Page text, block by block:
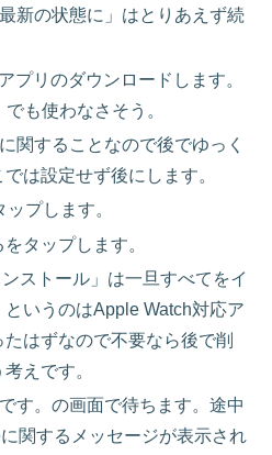
新の状態に」はとりあえず続
プリのダウンロードします。
も使わなさそう。
関することなので後でゆっく
は設定せず後にします。
プします。
タップします。
ストール」は一旦すべてをイ
いうのはApple Watch対応ア
はずなので不要なら後で削
えです。
す。の画面で待ちます。途中
関するメッセージが表示され